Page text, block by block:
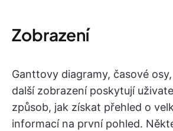
Zobrazení
Ganttovy diagramy, časové
další zobrazení poskytují
způsob, jak získat přehled o
informací na první pohled.